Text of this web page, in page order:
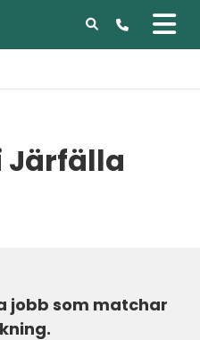
Järfälla
jobb som matchar